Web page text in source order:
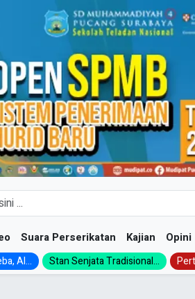
Suara Perserikatan Kajian Opini
Al... Stan Senjata Tradisional...